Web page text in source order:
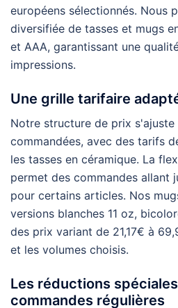
européens sélectionnés. Nous
diversifiée de tasses et mugs
et AAA, garantissant une
impressions.
Une grille tarifaire
Notre structure de prix
commandées, avec des tarifs
les tasses en céramique. La
permet des commandes allant
pour certains articles. Nos
versions blanches 11 oz,
des prix variant de 21,17€ à
et les volumes choisis.
Les réductions
commandes régulières